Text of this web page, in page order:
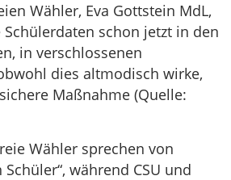
Wähler, Eva Gottstein MdL,
schon jetzt in den
in verschlossenen
dies altmodisch wirke,
Maßnahme (Quelle:
Wähler sprechen von
während CSU und